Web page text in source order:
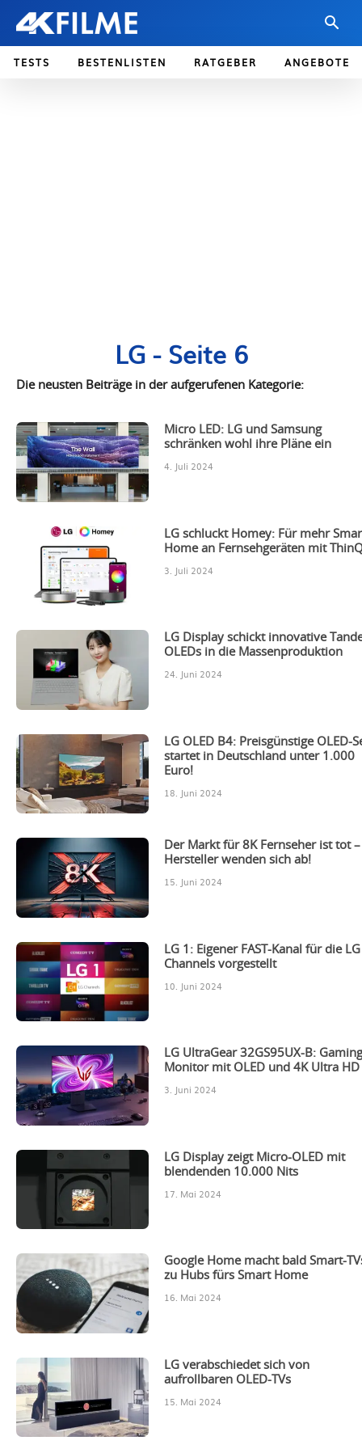
TESTS BESTENLISTEN RATGEBER ANGEBOTE
LG- Seite 6
Die neusten Beiträge in der aufgerufenen Kategorie:
Micro LED: LG und Samsung
schränken wohl ihre Pläne ein
4. Juli 2024
LG schluckt Homey: Für mehr
Home an Fernsehgeräten mit
3. Juli 2024
LG Display schickt innovative
OLEDs in die Massenproduktion
24. Juni 2024
LG OLED B4: Preisgünstige OLED-
startet in Deutschland unter 1.000
Euro!
18. Juni 2024
Der Markt für 8K Fernseher ist tot –
Hersteller wenden sich ab!
15. Juni 2024
LG 1: Eigener FAST-Kanal für die LG
Channels vorgestellt
10. Juni 2024
LG UltraGear 32GS95UX-B:
Monitor mit OLED und 4K Ultra HD
3. Juni 2024
LG Display zeigt Micro-OLED mit
blendenden 10.000 Nits
17. Mai 2024
Google Home macht bald Smart-
zu Hubs fürs Smart Home
16. Mai 2024
LG verabschiedet sich von
aufrollbaren OLED-TVs
15. Mai 2024